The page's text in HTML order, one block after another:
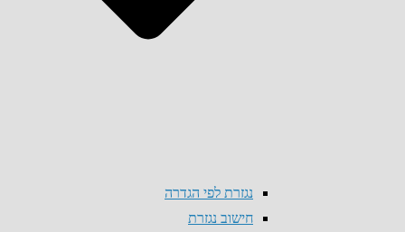
נגזרת לפי הגדרה
חישוב נגזרת